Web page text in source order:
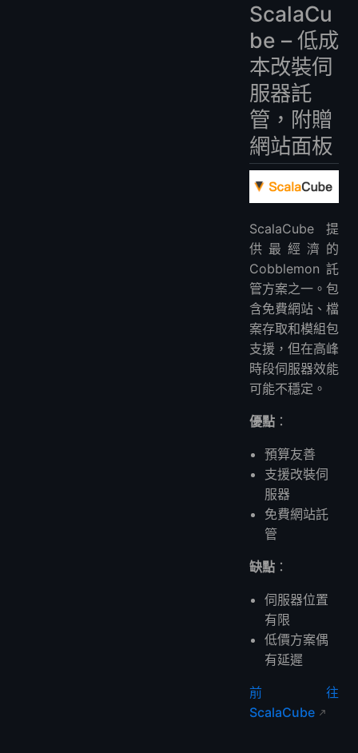
ScalaCu
be – 低成
本改裝伺
服器託
管，附贈
網站面板
ScalaCube提
供最經濟的
Cobblemon託
管方案之一。包
含免費網站、檔
案存取和模組包
支援，但在高峰
時段伺服器效能
可能不穩定。
優點 ：
預算友善
支援改裝伺
服器
免費網站託
管
缺點 ：
伺服器位置
有限
低價方案偶
有延遲
前往
ScalaCube